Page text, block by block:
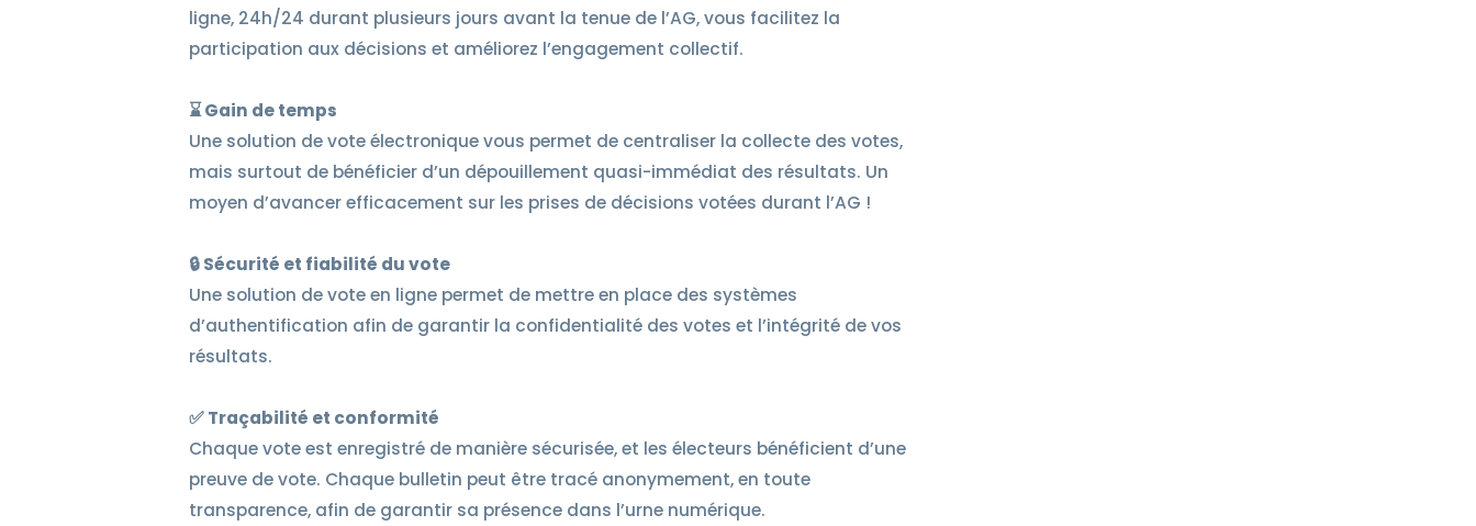
ligne, 24h/24 durant plusieurs jours avant la tenue de l’AG, vous facilitez la
participation aux décisions et améliorez l’engagement collectif.
⌛ Gain de temps
Une solution de vote électronique vous permet de centraliser la collecte des votes,
mais surtout de bénéficier d’un dépouillement quasi-immédiat des résultats. Un
moyen d’avancer efficacement sur les prises de décisions votées durant l’AG !
🔒 Sécurité et fiabilité du vote
Une solution de vote en ligne permet de mettre en place des systèmes
d’authentification afin de garantir la confidentialité des votes et l’intégrité de vos
résultats.
✅ Traçabilité et conformité
Chaque vote est enregistré de manière sécurisée, et les électeurs bénéficient d’une
preuve de vote. Chaque bulletin peut être tracé anonymement, en toute
transparence, afin de garantir sa présence dans l’urne numérique.